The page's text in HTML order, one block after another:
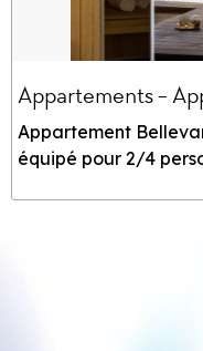
Appartements -
Appartement
équipé pour 2/4